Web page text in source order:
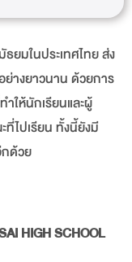
ธยมในประเทศไทย ส่ง
ย่างยาวนาน ด้วยการ
ำให้นักเรียนและผู้
ที่ไปเรียน ทั้งนี้ยังมี
กด้วย
HIGH SCHOOL